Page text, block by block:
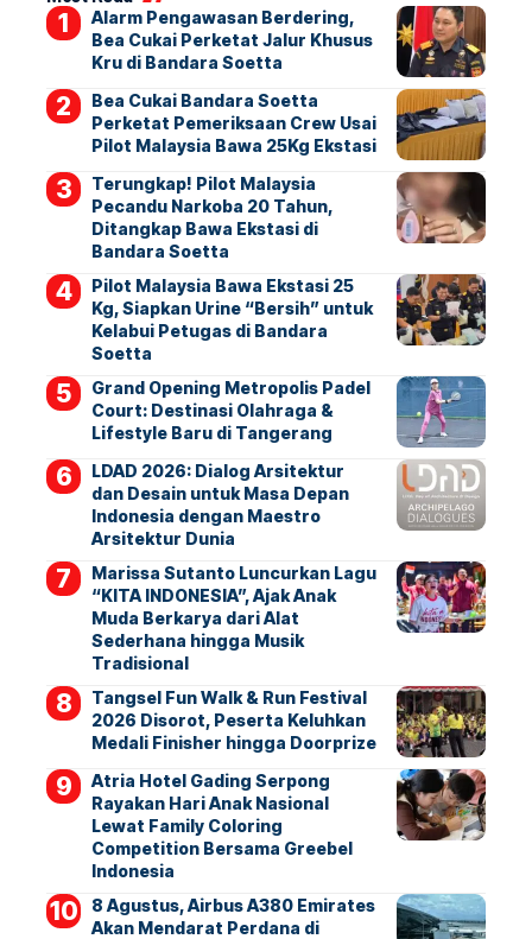
Alarm Pengawasan Berdering,
Bea Cukai Perketat Jalur Khusus
Kru di Bandara Soetta
Bea Cukai Bandara Soetta
Perketat Pemeriksaan Crew Usai
Pilot Malaysia Bawa 25Kg Ekstasi
Terungkap! Pilot Malaysia
Pecandu Narkoba 20 Tahun,
Ditangkap Bawa Ekstasi di
Bandara Soetta
Pilot Malaysia Bawa Ekstasi 25
Kg, Siapkan Urine “Bersih” untuk
Kelabui Petugas di Bandara
Soetta
Grand Opening Metropolis Padel
Court: Destinasi Olahraga &
Lifestyle Baru di Tangerang
LDAD 2026: Dialog Arsitektur
dan Desain untuk Masa Depan
Indonesia dengan Maestro
Arsitektur Dunia
Marissa Sutanto Luncurkan Lagu
“KITA INDONESIA”, Ajak Anak
Muda Berkarya dari Alat
Sederhana hingga Musik
Tradisional
Tangsel Fun Walk & Run Festival
2026 Disorot, Peserta Keluhkan
Medali Finisher hingga Doorprize
Atria Hotel Gading Serpong
Rayakan Hari Anak Nasional
Lewat Family Coloring
Competition Bersama Greebel
Indonesia
8 Agustus, Airbus A380 Emirates
Akan Mendarat Perdana di